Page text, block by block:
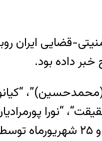
قضایی ایران
داده بود.
پاکرو (محمدحسین)”،
“بهاره قادری (همسر نوید بازماندگان)”، “الهه